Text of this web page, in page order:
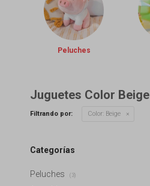
Peluches
Juguetes Color Beige
Filtrando por: Color: Beige
Categorías
Peluches (3)